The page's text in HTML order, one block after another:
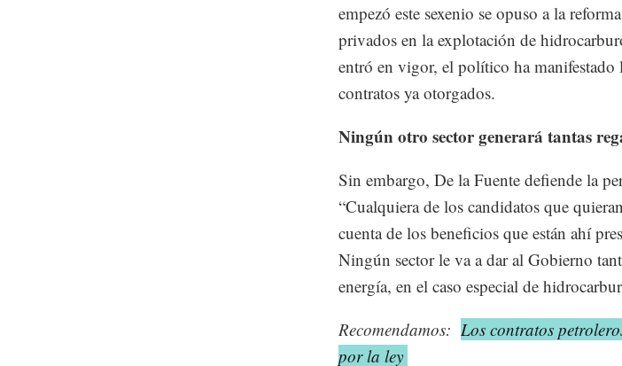
empezó este sexenio se opuso a la
privados en la explotación de
entró en vigor, el político ha manifestado
contratos ya otorgados.
Ningún otro sector generará tantas
Sin embargo, De la Fuente defiende la
“Cualquiera de los candidatos que
cuenta de los beneficios que están ahí
Ningún sector le va a dar al Gobierno
energía, en el caso especial de
Recomendamos: Los contratos
por la ley